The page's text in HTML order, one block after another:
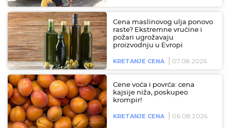
Cena maslinovog ulja ponovo
raste? Ekstremne vrućine i
požari ugrožavaju
proizvodnju u Evropi
KRETANJE CENA 07.08.2026
Cene voća i povrća: cena
kajsije niža, poskupeo
krompir!
KRETANJE CENA 06.08.2026